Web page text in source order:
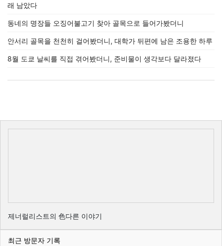
래 남았다
동네의 명장들 오징어불고기 찾아 골목으로 들어가봤더니
안서리 골목을 천천히 걸어봤더니, 대학가 뒤편에 남은 조용한 하루
8월 도쿄 날씨를 직접 겪어봤더니, 준비물이 생각보다 달라졌다
제너럴리스트의 色다른 이야기
최근 방문자 기록